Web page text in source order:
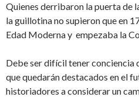
Quienes derribaron la puerta de
la guillotina no supieron que en
Edad Moderna y empezaba la
Debe ser difícil tener conciencia
que quedarán destacados en el
historiadores a considerar un